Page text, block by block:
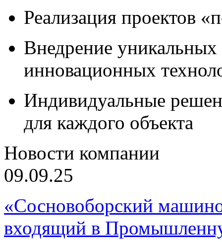
Реализация проектов
Внедрение уникальных
инновационных
Индивидуальные
для каждого объекта
Новости компании
09.09.25
«Сосновоборский
входящий в